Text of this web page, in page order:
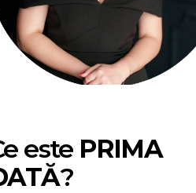
este PRIMA
?